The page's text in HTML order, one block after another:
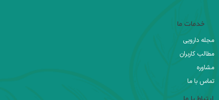
خدمات ما
مجله دارویی
مطالب کاربران
مشاوره
تماس با ما